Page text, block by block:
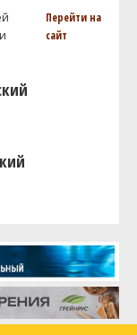
Перейти на
сайт